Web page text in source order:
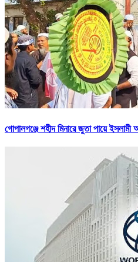
গোপালগঞ্জে শহীদ মিনারে জুতা পায়ে ইসলামী